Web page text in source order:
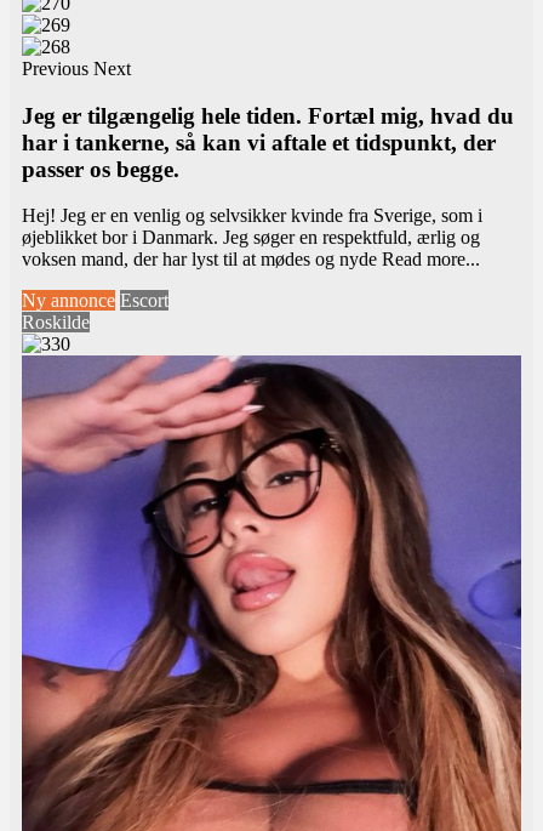
Previous Next
Jeg er tilgængelig hele tiden. Fortæl mig, hvad du
har i tankerne, så kan vi aftale et tidspunkt, der
passer os begge.
Hej! Jeg er en venlig og selvsikker kvinde fra Sverige, som i
øjeblikket bor i Danmark. Jeg søger en respektfuld, ærlig og
voksen mand, der har lyst til at mødes og nyde Read more...
Ny annonce Escort
Roskilde